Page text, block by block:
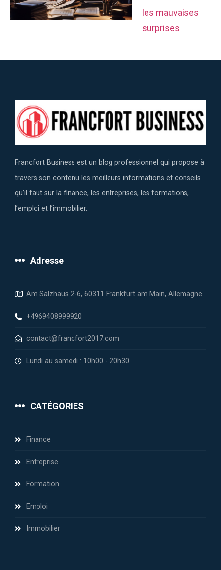
les mauvaises
surprises
Francfort Business est un blog professionnel qui propose à
travers son contenu les meilleurs informations et conseils
qu’il faut sur la finance, les entreprises, les formations,
l’emploi et l’immobilier.
Adresse
Am Salzhaus 2-6, 60311 Frankfurt am Main, Allemagne
+4969408999920
contact@francfort2017.com
Lundi au samedi : 10h00 - 20h30
CATÉGORIES
Finance
Entreprise
Formation
Emploi
Immobilier